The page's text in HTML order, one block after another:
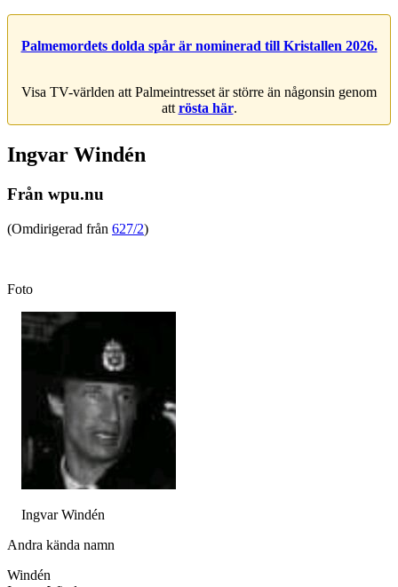
Palmemordets dolda spår är nominerad till Kristallen 2026.
Visa TV-världen att Palmeintresset är större än någonsin genom
att rösta här.
Ingvar Windén
Från wpu.nu
(Omdirigerad från 627/2)
Foto
Ingvar Windén
Andra kända namn
Windén